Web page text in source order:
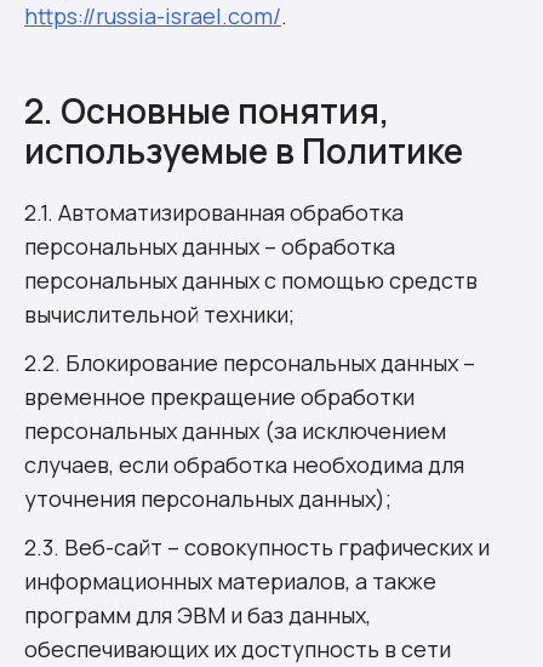
https://russia-israel.com/.
2. Основные понятия,
используемые в Политике
2.1. Автоматизированная обработка
персональных данных – обработка
персональных данных с помощью средств
вычислительной техники;
2.2. Блокирование персональных данных –
временное прекращение обработки
персональных данных (за исключением
случаев, если обработка необходима для
уточнения персональных данных);
2.3. Веб-сайт – совокупность графических и
информационных материалов, а также
программ для ЭВМ и баз данных,
обеспечивающих их доступность в сети